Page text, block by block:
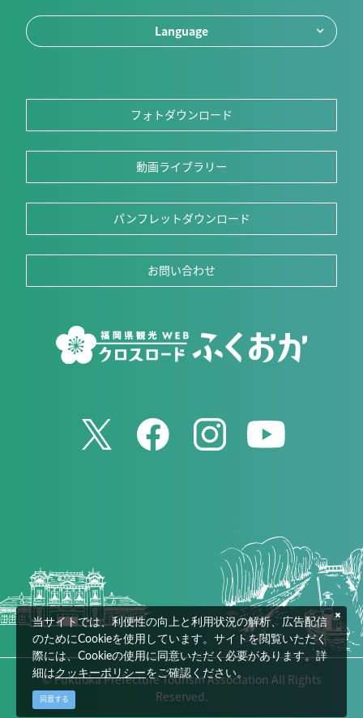
Language
フォトダウンロード
動画ライブラリー
パンフレットダウンロード
お問い合わせ
© Fukuoka Prefecture Tourism Association All Rights
Reserved.
当サイトでは、利便性の向上と利用状況の解析、広告配信
のためにCookieを使用しています。サイトを閲覧いただく
際には、Cookieの使用に同意いただく必要があります。詳
細はクッキーポリシーをご確認ください。
同意する